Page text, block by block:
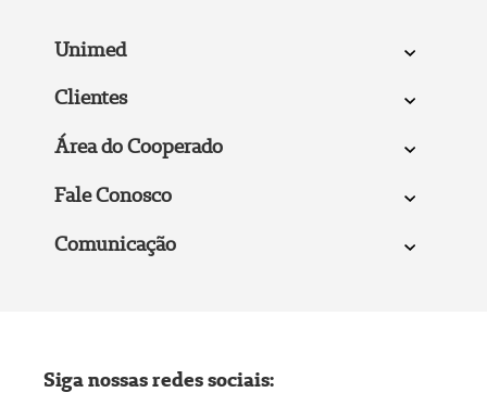
Unimed
Clientes
Área do Cooperado
Fale Conosco
Comunicação
Siga nossas redes sociais: